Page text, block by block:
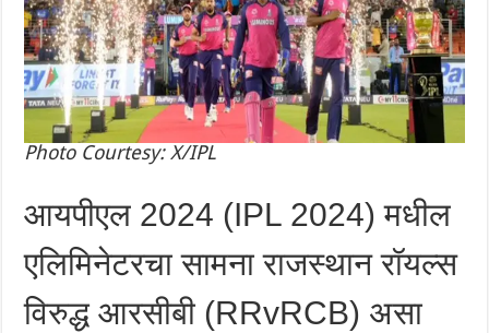
Photo Courtesy: X/IPL
आयपीएल 2024 (IPL 2024) मधील
एलिमिनेटरचा सामना राजस्थान रॉयल्स
विरुद्ध आरसीबी (RRvRCB) असा